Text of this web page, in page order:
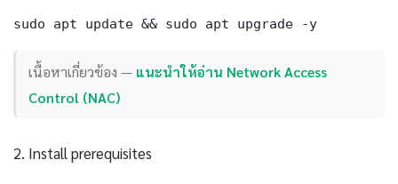
sudo apt update && sudo apt upgrade -y
เนื้อหาเกี่ยวข้อง — แนะนำให้อ่าน Network Access
Control (NAC)
2. Install prerequisites